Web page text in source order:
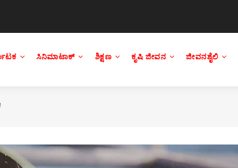
ಸಿನಿಮಾಟಾಕ್ ಶಿಕ್ಷಣ ಕೃಷಿ ಜೀವನ ಜೀವನಶೈಲಿ